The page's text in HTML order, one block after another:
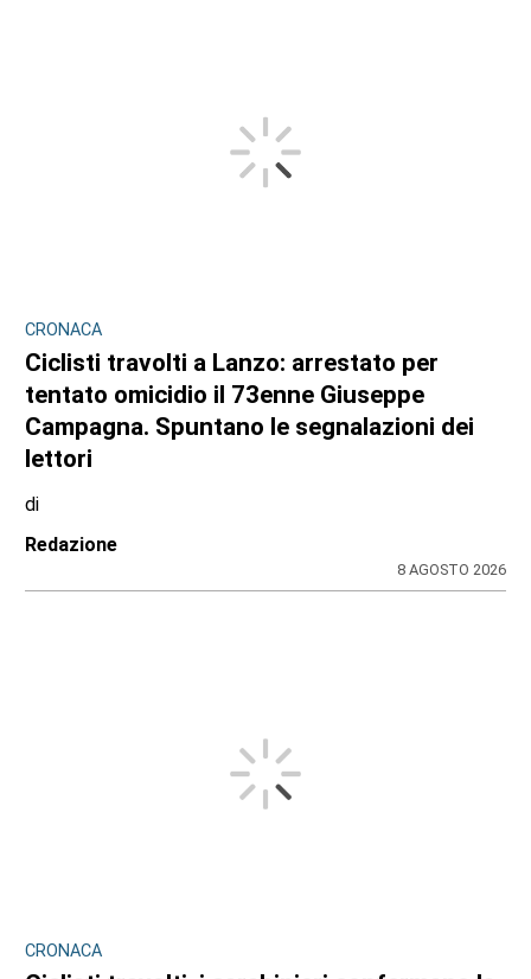
CRONACA
Ciclisti travolti a Lanzo: arrestato per
tentato omicidio il 73enne Giuseppe
Campagna. Spuntano le segnalazioni dei
lettori
di
Redazione
8 AGOSTO 2026
CRONACA